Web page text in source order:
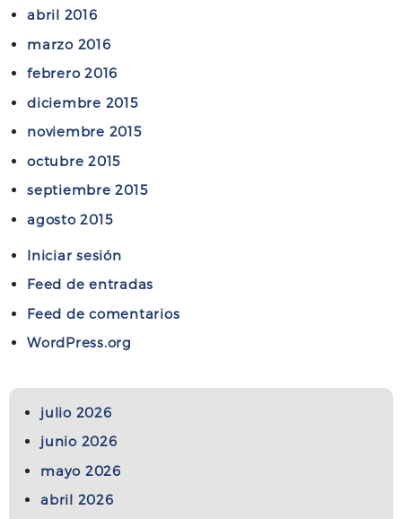
abril 2016
marzo 2016
febrero 2016
diciembre 2015
noviembre 2015
octubre 2015
septiembre 2015
agosto 2015
Iniciar sesión
Feed de entradas
Feed de comentarios
WordPress.org
julio 2026
junio 2026
mayo 2026
abril 2026